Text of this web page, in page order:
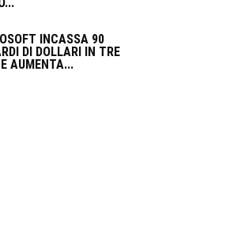
INCASSA 90
DI DOLLARI IN TRE
AUMENTA...